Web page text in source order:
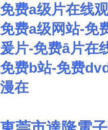
免费a级片在线
免费a级网站-免
爰片-免费ā片在
免费b站-免费
漫在